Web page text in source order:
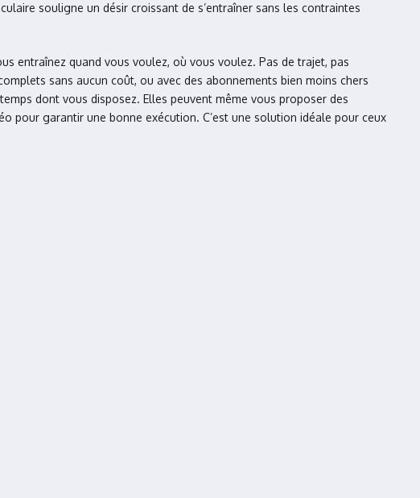
souligne un désir croissant de s’entraîner sans les contraintes
entraînez quand vous voulez, où vous voulez. Pas de trajet, pas
sans aucun coût, ou avec des abonnements bien moins chers
dont vous disposez. Elles peuvent même vous proposer des
pour garantir une bonne exécution. C’est une solution idéale pour ceux